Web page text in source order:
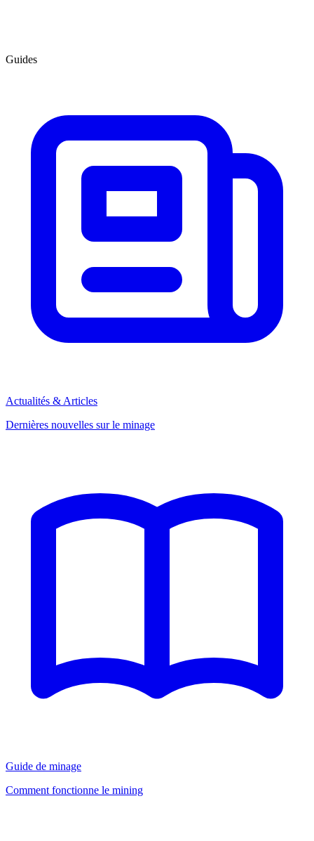
Guides
Actualités & Articles
Dernières nouvelles sur le minage
Guide de minage
Comment fonctionne le mining